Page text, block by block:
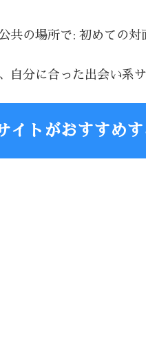
共の場所で: 初めての
自分に合った出会い系
イトがおすすめ